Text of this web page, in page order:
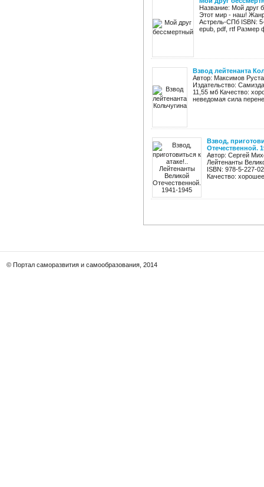
Название: Мой друг
Этот мир - наш!
Астрель-СПб ISBN:
epub, pdf, rtf Размер
Взвод лейтенанта
Автор: Максимов
Издательство:
11,55 мб Качество:
неведомая сила
Взвод,
Отечественной.
Автор: Сергей
Лейтенанты
ISBN: 978-5-227-
Качество:
© Портал саморазвития и самообразования, 2014